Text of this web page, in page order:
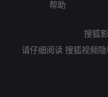
帮助
搜狐
请仔细阅读 搜狐视频隐